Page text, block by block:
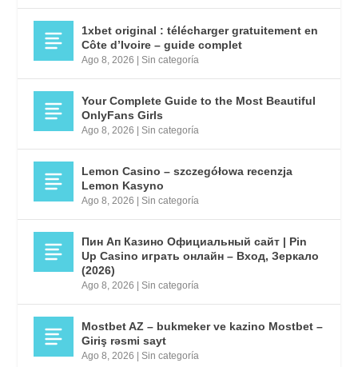
1xbet original : télécharger gratuitement en
Côte d’Ivoire – guide complet
Ago 8, 2026 |Sin categoría
Your Complete Guide to the Most Beautiful
OnlyFans Girls
Ago 8, 2026 |Sin categoría
Lemon Casino – szczegółowa recenzja
Lemon Kasyno
Ago 8, 2026 |Sin categoría
Пин Ап Казино Официальный сайт | Pin
Up Casino играть онлайн – Вход, Зеркало
(2026)
Ago 8, 2026 |Sin categoría
Mostbet AZ – bukmeker ve kazino Mostbet –
Giriş rəsmi sayt
Ago 8, 2026 |Sin categoría